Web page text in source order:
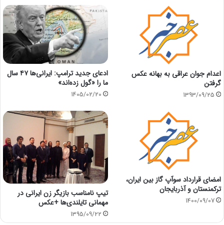
اعدام جوان عراقی به بهانه عکس
گرفتن
1393/09/25
ادعای جدید ترامپ: ایرانی‌ها ۴۷ سال
ما را «گول زده‌اند»
1405/02/20
امضای قرارداد سوآپ گاز بین ایران،
ترکمنستان و آذربایجان
1400/09/07
تیپ نامناسب بازیگر زن ایرانی در
مهمانی تایلندی‌ها +عکس
1395/09/22